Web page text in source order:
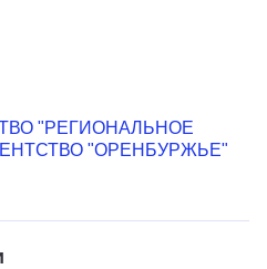
"РЕГИОНАЛЬНОЕ
"ОРЕНБУРЖЬЕ"